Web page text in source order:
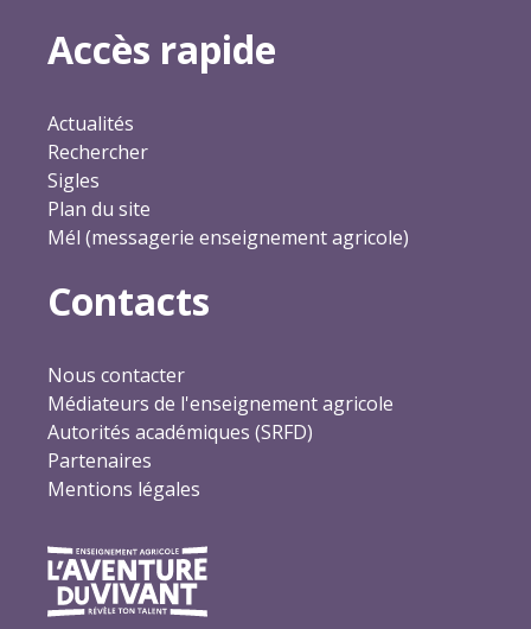
Accès rapide
Actualités
Rechercher
Sigles
Plan du site
Mél (messagerie enseignement agricole)
Contacts
Nous contacter
Médiateurs de l'enseignement agricole
Autorités académiques (SRFD)
Partenaires
Mentions légales